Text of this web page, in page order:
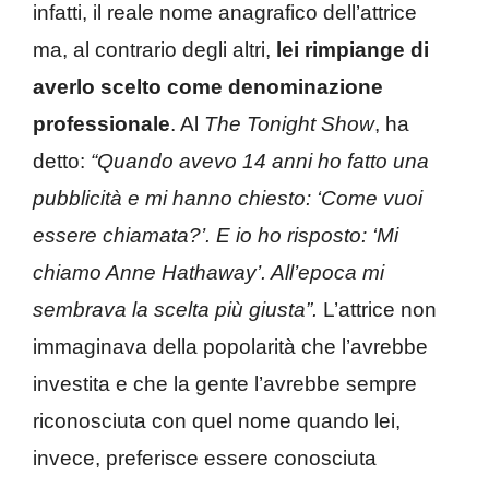
infatti, il reale nome anagrafico dell’attrice
ma, al contrario degli altri, lei rimpiange di
averlo scelto come denominazione
professionale. Al The Tonight Show, ha
detto: “Quando avevo 14 anni ho fatto una
pubblicità e mi hanno chiesto: ‘Come vuoi
essere chiamata?’. E io ho risposto: ‘Mi
chiamo Anne Hathaway’. All’epoca mi
sembrava la scelta più giusta”. L’attrice non
immaginava della popolarità che l’avrebbe
investita e che la gente l’avrebbe sempre
riconosciuta con quel nome quando lei,
invece, preferisce essere conosciuta